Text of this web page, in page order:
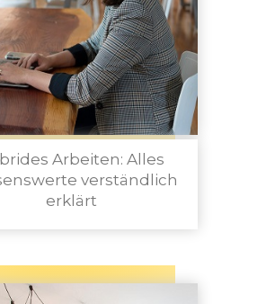
Arbeiten: Alles
verständlich
erklärt